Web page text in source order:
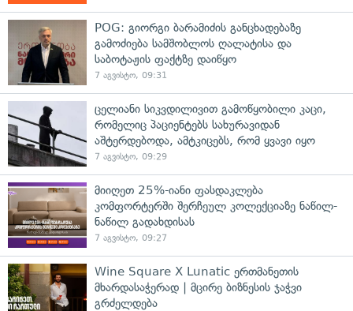
POG: გიორგი ბარამიძის განცხადებაზე
გამოძიება სამშობლოს ღალატისა და
საბოტაჟის ფაქტზე დაიწყო
7 აგვისტო, 09:31
ცელიანი სიკვდილივით გამოწყობილი კაცი,
რომელიც პაციენტებს სახურავიდან
აშტერდებოდა, ამტკიცებს, რომ ყვავი იყო
7 აგვისტო, 09:29
მიიღეთ 25%-იანი ფასდაკლება
კომფორტერში შერჩეულ კოლექციაზე ნაწილ-
ნაწილ გადახდისას
7 აგვისტო, 09:27
Wine Square X Lunatic ერთმანეთის
მხარდასაჭერად | მცირე ბიზნესის ჯაჭვი
გრძელდება